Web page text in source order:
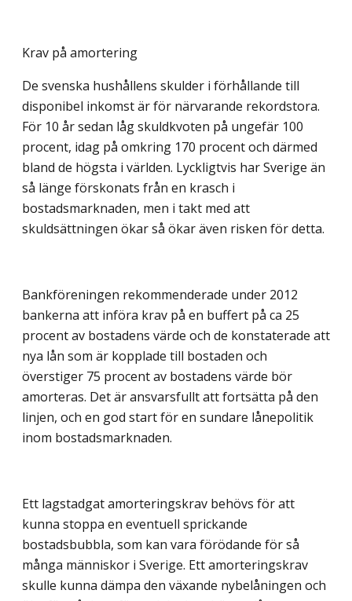
Krav på amortering
De svenska hushållens skulder i förhållande till
disponibel inkomst är för närvarande rekordstora.
För 10 år sedan låg skuldkvoten på ungefär 100
procent, idag på omkring 170 procent och därmed
bland de högsta i världen. Lyckligtvis har Sverige än
så länge förskonats från en krasch i
bostadsmarknaden, men i takt med att
skuldsättningen ökar så ökar även risken för detta.
Bankföreningen rekommenderade under 2012
bankerna att införa krav på en buffert på ca 25
procent av bostadens värde och de konstaterade att
nya lån som är kopplade till bostaden och
överstiger 75 procent av bostadens värde bör
amorteras. Det är ansvarsfullt att fortsätta på den
linjen, och en god start för en sundare lånepolitik
inom bostadsmarknaden.
Ett lagstadgat amorteringskrav behövs för att
kunna stoppa en eventuell sprickande
bostadsbubbla, som kan vara förödande för så
många människor i Sverige. Ett amorteringskrav
skulle kunna dämpa den växande nybelåningen och